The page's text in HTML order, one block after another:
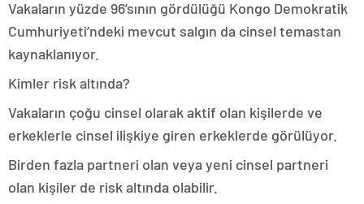
Vakaların yüzde 96’sının gördülüğü Kongo Demokratik
Cumhuriyeti’ndeki mevcut salgın da cinsel temastan
kaynaklanıyor.
Kimler risk altında?
Vakaların çoğu cinsel olarak aktif olan kişilerde ve
erkeklerle cinsel ilişkiye giren erkeklerde görülüyor.
Birden fazla partneri olan veya yeni cinsel partneri
olan kişiler de risk altında olabilir.